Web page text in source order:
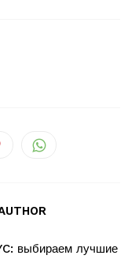
выбираем лучшие